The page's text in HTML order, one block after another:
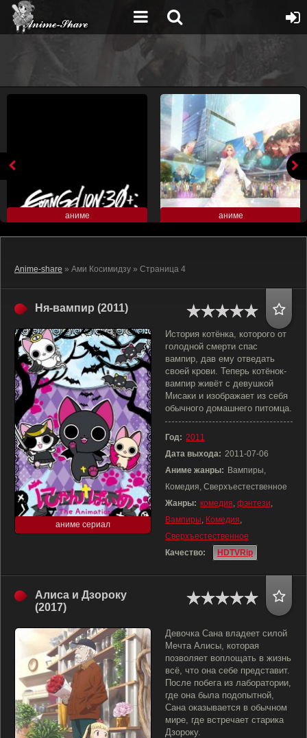
аниме аниме
Anime-share » Ами Косимидзу » Страница 4
Ня-вампир (2011)
аниме сериал
История котёнка, которого от
голодной смерти спас
вампир, дав ему отведать
своей крови. Теперь котёнок-
вампир живёт с девушкой
Мисаки и изображает из себя
обычного домашнего питомца.
Год: 2011
Дата выхода: 2011-07-06
Аниме жанры: Вампиры,
Комедия, Сверхъестественное
Жанры: комедия, фэнтези,
Вампиры, Комедия,
Сверхъестественное
Качество:
HDTVRip
Алиса и Дзороку
(2017)
Девочка Сана владеет силой
Мечта Алисы, которая
позволяет воплощать в жизнь
всё, что она себе представит.
После побега из лаборатории,
где она была подопытной,
Сана оказывается в обычном
мире, где встречает старика
Дзороку.